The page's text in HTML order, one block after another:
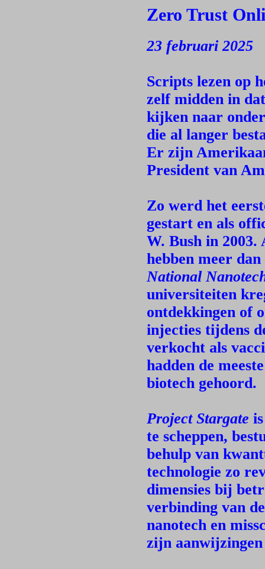
Zero Trust
23 februari 2025
Scripts lezen op
zelf midden in
kijken naar
die al langer
Er zijn
President van
Zo werd het
gestart en als
W. Bush in
hebben meer
National
universiteiten
ontdekkingen of
injecties tijdens
verkocht als
hadden de
biotech gehoord.
Project Stargate
te scheppen,
behulp van
technologie zo
dimensies bij
verbinding van
nanotech en
zijn